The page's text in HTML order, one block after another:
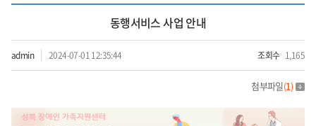
동행서비스 사업 안내
admin 2024-07-01 12:35:44 조회수 1,165
첨부파일(1)